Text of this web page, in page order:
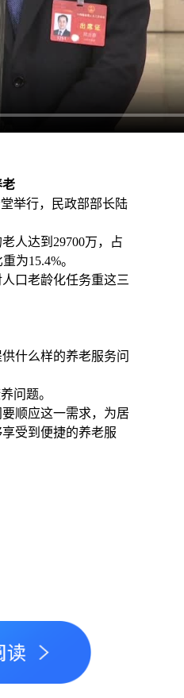
老
举行，民政部部长陆
人达到29700万，占
为15.4%。
口老龄化任务重这三
什么样的养老服务问
问题。
顺应这一需求，为居
受到便捷的养老服